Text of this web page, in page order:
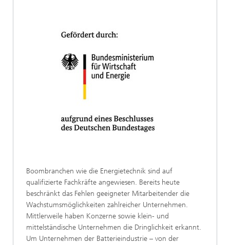
Boombranchen wie die Energietechnik sind auf
qualifizierte Fachkräfte angewiesen. Bereits heute
beschränkt das Fehlen geeigneter Mitarbeitender die
Wachstumsmöglichkeiten zahlreicher Unternehmen.
Mittlerweile haben Konzerne sowie klein- und
mittelständische Unternehmen die Dringlichkeit erkannt.
Um Unternehmen der Batterieindustrie – von der